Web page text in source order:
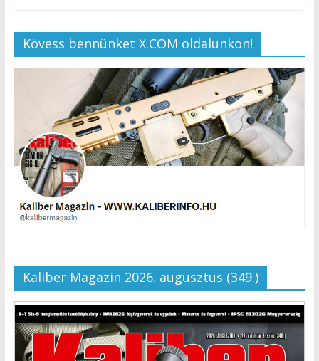
Kövess bennünket X.COM oldalunkon!
Kaliber Magazin 2026. augusztus (349.)